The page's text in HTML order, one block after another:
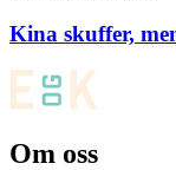
Kina skuffer,
Om oss